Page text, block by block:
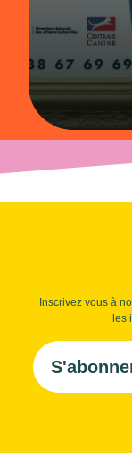
Inscrivez vous à
les